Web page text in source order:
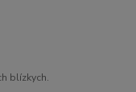
blízkych.